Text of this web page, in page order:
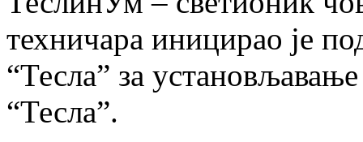
техничара иницирао је
“Тесла” за
“Тесла”.